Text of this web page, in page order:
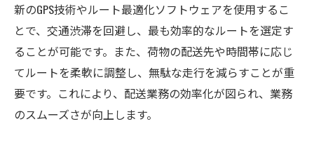
新のGPS技術やルート最適化ソフトウェアを使用するこ
とで、交通渋滞を回避し、最も効率的なルートを選定す
ることが可能です。また、荷物の配送先や時間帯に応じ
てルートを柔軟に調整し、無駄な走行を減らすことが重
要です。これにより、配送業務の効率化が図られ、業務
のスムーズさが向上します。